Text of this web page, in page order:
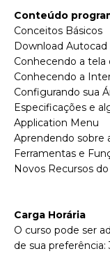
Conteúdo
Conceitos Básicos
Download Autocad
Conhecendo a tela
Conhecendo a
Configurando sua
Especificações e
Application Menu
Aprendendo sobre
Ferramentas e
Novos Recursos
Carga Horária
O curso pode ser
de sua preferência: